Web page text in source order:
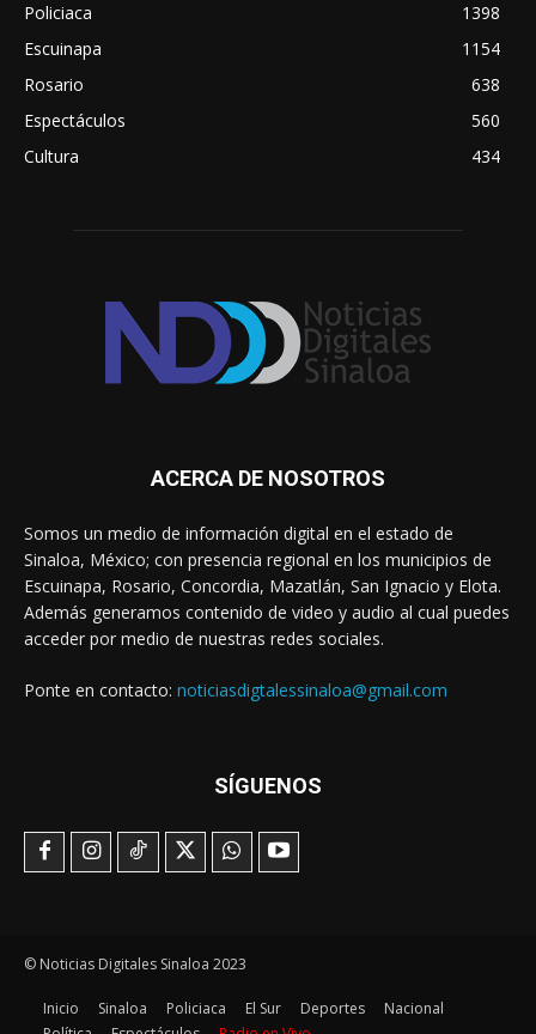
Policiaca
1398
Escuinapa
1154
Rosario
638
Espectáculos
560
Cultura
434
ACERCA DE NOSOTROS
Somos un medio de información digital en el estado de
Sinaloa, México; con presencia regional en los municipios de
Escuinapa, Rosario, Concordia, Mazatlán, San Ignacio y Elota.
Además generamos contenido de video y audio al cual puedes
acceder por medio de nuestras redes sociales.
Ponte en contacto: noticiasdigtalessinaloa@gmail.com
SÍGUENOS
© Noticias Digitales Sinaloa 2023
Inicio Sinaloa Policiaca El Sur Deportes
Nacional